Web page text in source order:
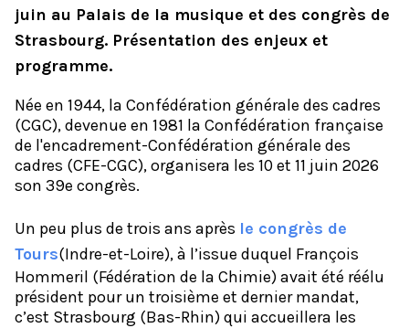
juin au Palais de la musique et des congrès de
Strasbourg. Présentation des enjeux et
programme.
Née en 1944, la Confédération générale des cadres
(CGC), devenue en 1981 la Confédération française
de l'encadrement-Confédération générale des
cadres (CFE-CGC), organisera les 10 et 11 juin 2026
son 39e congrès.
Un peu plus de trois ans après le congrès de
Tours(Indre-et-Loire), à l’issue duquel François
Hommeril (Fédération de la Chimie) avait été réélu
président pour un troisième et dernier mandat,
c’est Strasbourg (Bas-Rhin) qui accueillera les